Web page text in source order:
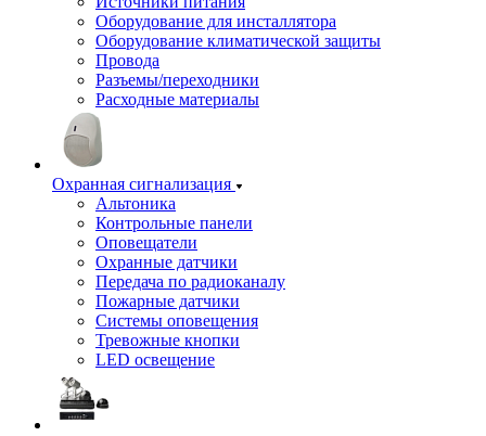
Оборудование для инсталлятора
Оборудование климатической защиты
Провода
Разъемы/переходники
Расходные материалы
Охранная сигнализация
Альтоника
Контрольные панели
Оповещатели
Охранные датчики
Передача по радиоканалу
Пожарные датчики
Системы оповещения
Тревожные кнопки
LED освещение